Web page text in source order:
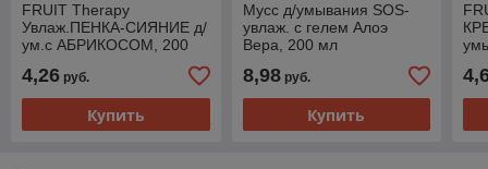
FRUIT Therapy
Увлаж.ПЕНКА-СИЯНИЕ д/
ум.с АБРИКОСОМ, 200
4,26 руб.
Купить
Мусс д/умывания SOS-
увлаж. с гелем Алоэ
Вера, 200 мл
8,98руб.
Купить